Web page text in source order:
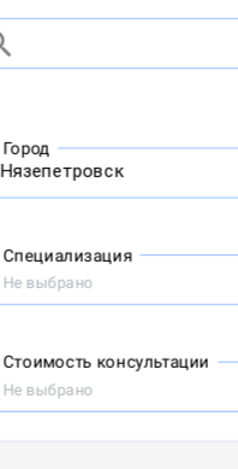
Город
Специализация
Не выбрано
Стоимость консультации
Не выбрано